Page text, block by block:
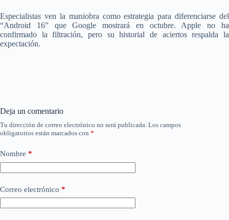
Especialistas ven la maniobra como estrategia para diferenciarse del
“Android 16” que Google mostrará en octubre. Apple no ha
confirmado la filtración, pero su historial de aciertos respalda la
expectación.
Deja un comentario
Tu dirección de correo electrónico no será publicada. Los campos
obligatorios están marcados con *
Nombre *
Correo electrónico *